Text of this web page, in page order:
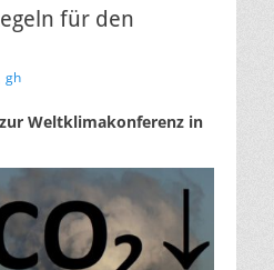
für den
gh
zur Weltklimakonferenz in